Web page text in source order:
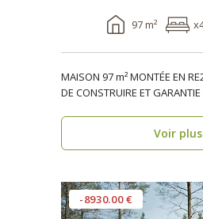
97 m²
MAISON 97 m² MONTÉE EN
DE CONSTRUIRE ET
Voir plus
-8930.00 €